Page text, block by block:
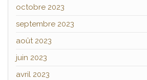
octobre 2023
septembre 2023
août 2023
juin 2023
avril 2023